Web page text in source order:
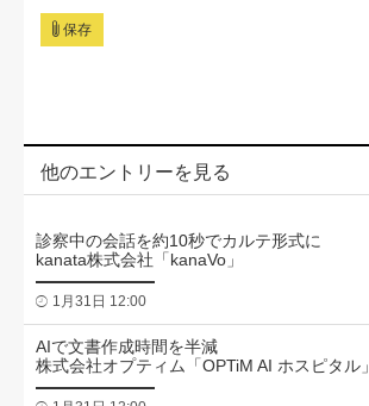
保存
他のエントリーを見る
診察中の会話を約10秒でカルテ形式に
kanata株式会社「kanaVo」
1月31日 12:00
AIで文書作成時間を半減
株式会社オプティム「OPTiM AI ホスピタル」